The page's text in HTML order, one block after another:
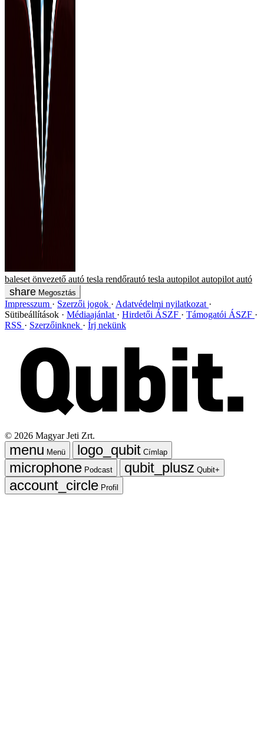
baleset önvezető autó tesla rendőrautó tesla autopilot autopilot autó
Megosztás
Impresszum Szerzői jogok
Adatvédelmi nyilatkozat
Sütibeállítások
Médiaajánlat Hirdetői ÁSZF
Támogatói ÁSZF
RSS
Szerzőinknek Írj nekünk
© 2026 Magyar Jeti Zrt.
Menü
Címlap
Podcast
Qubit+
Profil